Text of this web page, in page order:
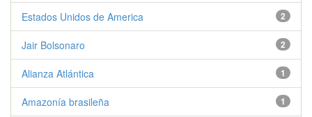
2
Estados Unidos de America
2
Jair Bolsonaro
1
Alianza Atlántica
1
Amazonía brasileña